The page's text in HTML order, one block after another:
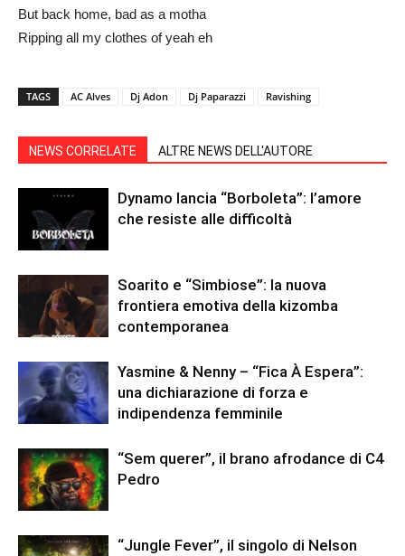
But back home, bad as a motha
Ripping all my clothes of yeah eh
TAGS AC Alves Dj Adon Dj Paparazzi Ravishing
NEWS CORRELATE ALTRE NEWS DELL'AUTORE
Dynamo lancia “Borboleta”: l’amore
che resiste alle difficoltà
Soarito e “Simbiose”: la nuova
frontiera emotiva della kizomba
contemporanea
Yasmine & Nenny – “Fica À Espera”:
una dichiarazione di forza e
indipendenza femminile
“Sem querer”, il brano afrodance di C4
Pedro
“Jungle Fever”, il singolo di Nelson